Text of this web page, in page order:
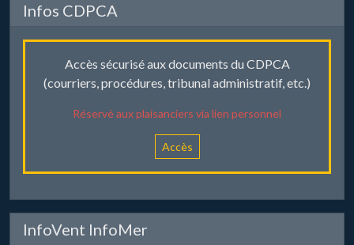
Infos CDPCA
Accès sécurisé aux documents du CDPCA
(courriers, procédures, tribunal administratif, etc.)
Réservé aux plaisanciers via lien personnel
Accès
InfoVent InfoMer